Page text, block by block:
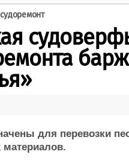
Торговая площадка
Доска объявлений
Продажа флота
Оборудование
Изделия
Материалы
судоремонт
для перевозки